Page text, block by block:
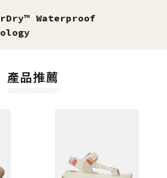
Waterproof
產品推薦